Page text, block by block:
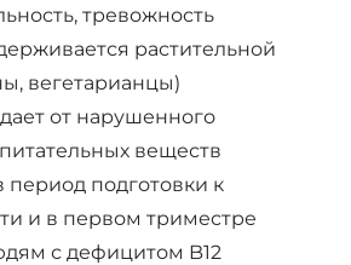
тревожность
растительной
вегетарианцы)
от нарушенного
веществ
подготовки к
и в первом триместре
с дефицитом B12